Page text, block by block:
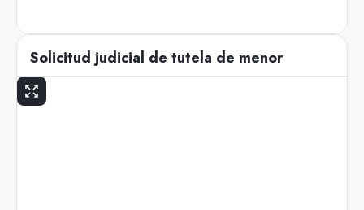
Solicitud judicial de tutela de menor